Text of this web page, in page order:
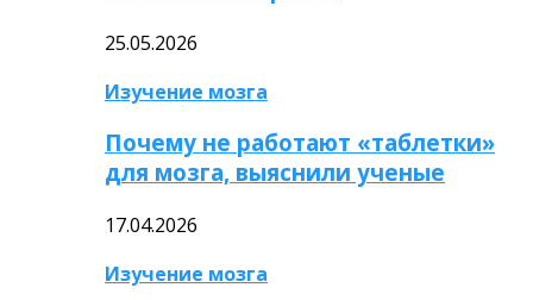
25.05.2026
Изучение мозга
Почему не работают «таблетки»
для мозга, выяснили ученые
17.04.2026
Изучение мозга